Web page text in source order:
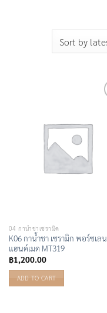
04 กาน้ำชาเซรามิค
K06 กาน้ำชา เซรามิก พอร์ซเลน
แฮนด์เมด MT319
฿1,200.00
ADD TO CART